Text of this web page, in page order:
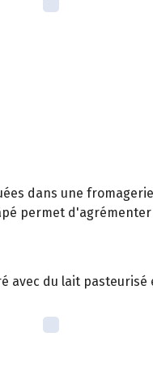
dans une
permet
avec du lait